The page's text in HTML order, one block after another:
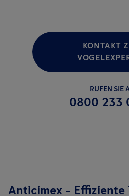
KONTAKT
RUFEN SIE
0800 233
Anticimex - Effiziente